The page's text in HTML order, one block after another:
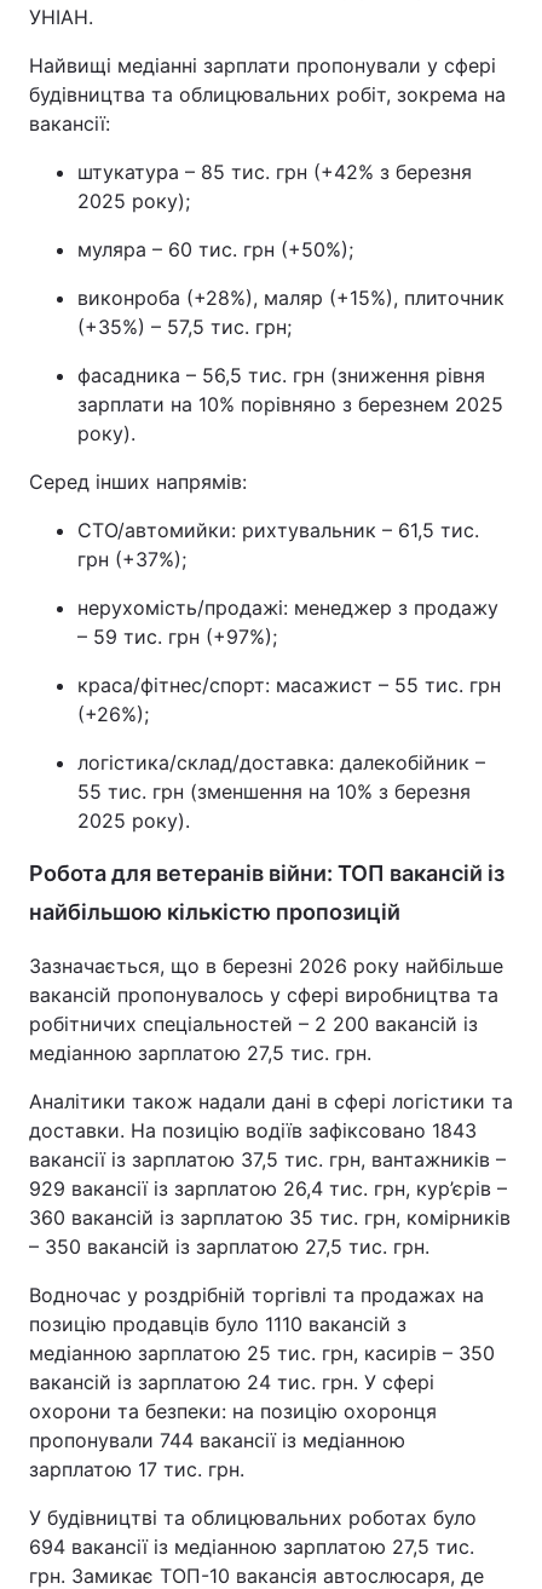
УНІАН.
Найвищі медіанні зарплати пропонували у сфері
будівництва та облицювальних робіт, зокрема на
вакансії:
штукатура – 85 тис. грн (+42% з березня
2025 року);
муляра – 60 тис. грн (+50%);
виконроба (+28%), маляр (+15%), плиточник
(+35%) – 57,5 тис. грн;
фасадника – 56,5 тис. грн (зниження рівня
зарплати на 10% порівняно з березнем 2025
року).
Серед інших напрямів:
СТО/автомийки: рихтувальник – 61,5 тис.
грн (+37%);
нерухомість/продажі: менеджер з продажу
– 59 тис. грн (+97%);
краса/фітнес/спорт: масажист – 55 тис. грн
(+26%);
логістика/склад/доставка: далекобійник –
55 тис. грн (зменшення на 10% з березня
2025 року).
Робота для ветеранів війни: ТОП вакансій із
найбільшою кількістю пропозицій
Зазначається, що в березні 2026 року найбільше
вакансій пропонувалось у сфері виробництва та
робітничих спеціальностей – 2 200 вакансій із
медіанною зарплатою 27,5 тис. грн.
Аналітики також надали дані в сфері логістики та
доставки. На позицію водіїв зафіксовано 1843
вакансії із зарплатою 37,5 тис. грн, вантажників –
929 вакансії із зарплатою 26,4 тис. грн, кур’єрів –
360 вакансій із зарплатою 35 тис. грн, комірників
– 350 вакансій із зарплатою 27,5 тис. грн.
Водночас у роздрібній торгівлі та продажах на
позицію продавців було 1110 вакансій з
медіанною зарплатою 25 тис. грн, касирів – 350
вакансій із зарплатою 24 тис. грн. У сфері
охорони та безпеки: на позицію охоронця
пропонували 744 вакансії із медіанною
зарплатою 17 тис. грн.
У будівництві та облицювальних роботах було
694 вакансії із медіанною зарплатою 27,5 тис.
грн. Замикає ТОП-10 вакансія автослюсаря, де